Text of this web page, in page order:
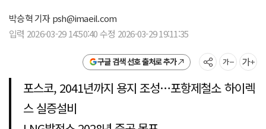
박승혁 기자psh@imaeil.com
입력 2026-03-29 14:50:40 수정 2026-03-29 19:11:35
구글 검색 선호 출처로 추가
포스코, 2041년까지 용지 조성…포항제철소 하이렉
스 실증설비